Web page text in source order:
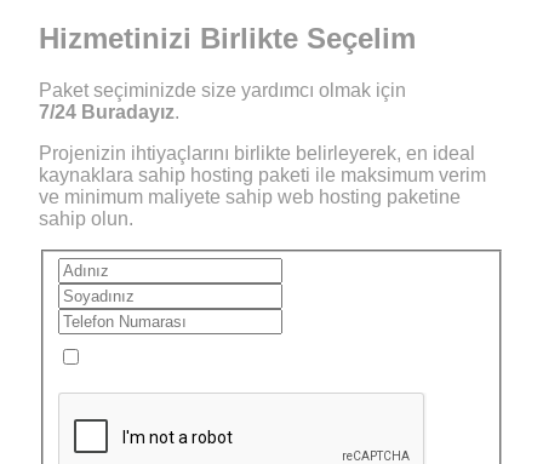
Hizmetinizi Birlikte Seçelim
Paket seçiminizde size yardımcı olmak için
7/24 Buradayız.
Projenizin ihtiyaçlarını birlikte belirleyerek, en ideal
kaynaklara sahip hosting paketi ile maksimum verim
ve minimum maliyete sahip web hosting paketine
sahip olun.